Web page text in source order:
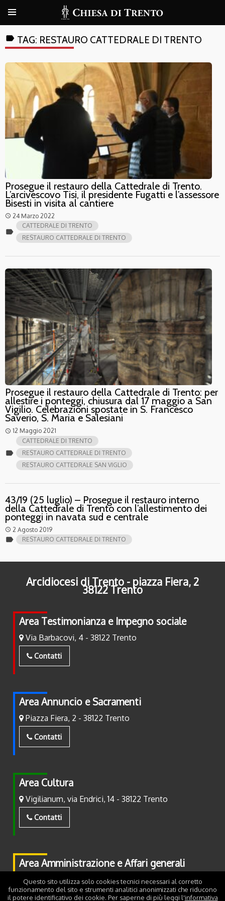
label TAG: RESTAURO CATTEDRALE DI TRENTO
Prosegue il restauro della Cattedrale di Trento.
L’arcivescovo Tisi, il presidente Fugatti e l’assessore
Bisesti in visita al cantiere
access_time 24 Marzo 2022
label
CATTEDRALE DI TRENTO
RESTAURO CATTEDRALE DI TRENTO
Prosegue il restauro della Cattedrale di Trento: per
allestire i ponteggi, chiusura dal 17 maggio a San
Vigilio. Celebrazioni spostate in S. Francesco
Saverio, S. Maria e Salesiani
access_time 12 Maggio 2021
label
CATTEDRALE DI TRENTO
RESTAURO CATTEDRALE DI TRENTO
RESTAURO CATTEDRALE SAN VIGLIO
43/19 (25 luglio) – Prosegue il restauro interno
della Cattedrale di Trento con l’allestimento dei
ponteggi in navata sud e centrale
access_time 2 Agosto 2019
label RESTAURO CATTEDRALE DI TRENTO
Arcidiocesi di Trento - piazza Fiera, 2
38122 Trento
Area Testimonianza e Impegno sociale
Via Barbacovi, 4 - 38122 Trento
Contatti
Area Annuncio e Sacramenti
Piazza Fiera, 2 - 38122 Trento
Contatti
Area Cultura
Vigilianum, via Endrici, 14 - 38122 Trento
Contatti
Area Amministrazione e Affari generali
Piazza Fiera, 2 - 38122 Trento
Contatti
Questo sito utilizza solo cookies tecnici necessari al corretto
funzionamento del sito e strumenti analitici anonimizzati che riducono
il potere identificativo dei cookie. Per saperne di più leggi l'informativa